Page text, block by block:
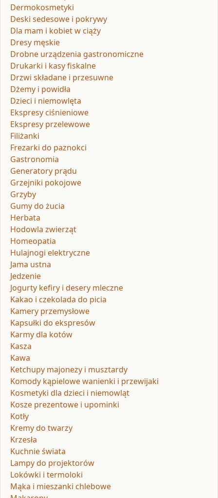
Dermokosmetyki
Deski sedesowe i pokrywy
Dla mam i kobiet w ciąży
Dresy męskie
Drobne urządzenia gastronomiczne
Drukarki i kasy fiskalne
Drzwi składane i przesuwne
Dżemy i powidła
Dzieci i niemowlęta
Ekspresy ciśnieniowe
Ekspresy przelewowe
Filiżanki
Frezarki do paznokci
Gastronomia
Generatory prądu
Grzejniki pokojowe
Grzyby
Gumy do żucia
Herbata
Hodowla zwierząt
Homeopatia
Hulajnogi elektryczne
Jama ustna
Jedzenie
Jogurty kefiry i desery mleczne
Kakao i czekolada do picia
Kamery przemysłowe
Kapsułki do ekspresów
Karmy dla kotów
Kasza
Kawa
Ketchupy majonezy i musztardy
Komody kąpielowe wanienki i przewijaki
Kosmetyki dla dzieci i niemowląt
Kosze prezentowe i upominki
Kotły
Kremy do twarzy
Krzesła
Kuchnie świata
Lampy do projektorów
Lokówki i termoloki
Mąka i mieszanki chlebowe